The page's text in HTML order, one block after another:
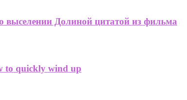
выселении Долиной цитатой из фильма
to quickly wind up